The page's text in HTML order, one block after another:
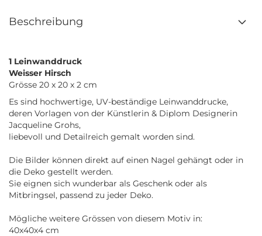
Beschreibung
1 Leinwanddruck
Weisser Hirsch
Grösse 20 x 20 x 2 cm
Es sind hochwertige, UV-beständige Leinwanddrucke,
deren Vorlagen von der Künstlerin & Diplom Designerin
Jacqueline Grohs,
liebevoll und Detailreich gemalt worden sind.
Die Bilder können direkt auf einen Nagel gehängt oder in
die Deko gestellt werden.
Sie eignen sich wunderbar als Geschenk oder als
Mitbringsel, passend zu jeder Deko.
Mögliche weitere Grössen von diesem Motiv in:
40x40x4 cm